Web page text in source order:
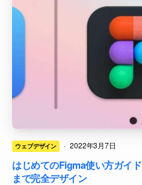
ウェブデザイン · 2022年3月7日
はじめてのFigma使い方ガイ
まで完全デザイン